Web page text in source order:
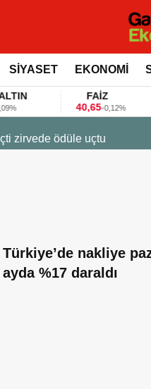
SİYASET EKONOMİ
40,65-0,12%
bu anket ile
Türkiye’de nakliye
ayda %17 daraldı